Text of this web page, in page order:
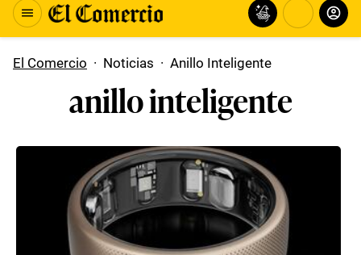
El Comercio · Noticias · Anillo Inteligente
anillo inteligente